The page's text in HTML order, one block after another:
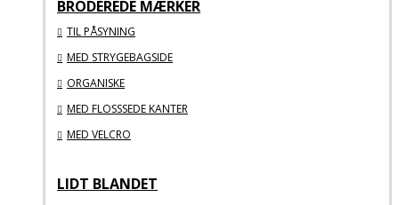
BRODEREDE MÆRKER
TIL PÅSYNING
MED STRYGEBAGSIDE
ORGANISKE
MED FLOSSSEDE KANTER
MED VELCRO
LIDT BLANDET